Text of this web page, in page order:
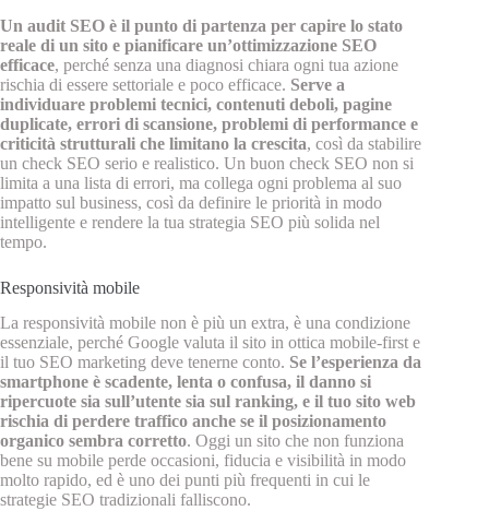
Un audit SEO è il punto di partenza per capire lo stato
reale di un sito e pianificare un’ottimizzazione SEO
efficace, perché senza una diagnosi chiara ogni tua azione
rischia di essere settoriale e poco efficace. Serve a
individuare problemi tecnici, contenuti deboli, pagine
duplicate, errori di scansione, problemi di performance e
criticità strutturali che limitano la crescita, così da stabilire
un check SEO serio e realistico. Un buon check SEO non si
limita a una lista di errori, ma collega ogni problema al suo
impatto sul business, così da definire le priorità in modo
intelligente e rendere la tua strategia SEO più solida nel
tempo.
Responsività mobile
La responsività mobile non è più un extra, è una condizione
essenziale, perché Google valuta il sito in ottica mobile‑first e
il tuo SEO marketing deve tenerne conto. Se l’esperienza da
smartphone è scadente, lenta o confusa, il danno si
ripercuote sia sull’utente sia sul ranking, e il tuo sito web
rischia di perdere traffico anche se il posizionamento
organico sembra corretto. Oggi un sito che non funziona
bene su mobile perde occasioni, fiducia e visibilità in modo
molto rapido, ed è uno dei punti più frequenti in cui le
strategie SEO tradizionali falliscono.